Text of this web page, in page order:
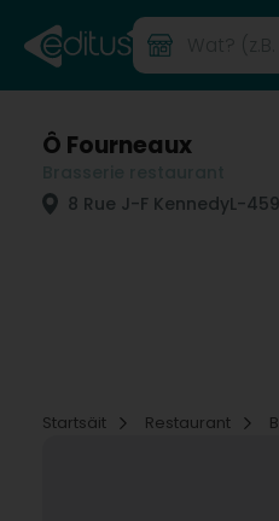
Ô Fourneaux
8 Rue J-F KennedyL-
Startsäit
Restaurant